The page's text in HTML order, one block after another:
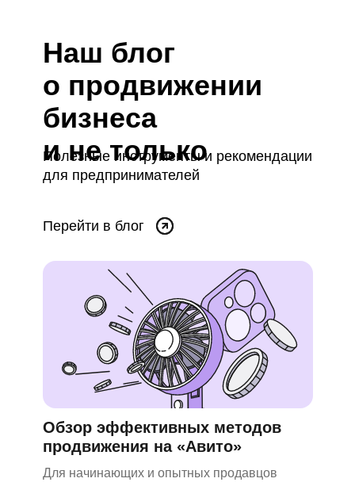
Наш блог
о продвижении
бизнеса
и не только
Полезные инструменты и рекомендации
для предпринимателей
Перейти в блог
Обзор эффективных методов
продвижения на «Авито»
Для начинающих и опытных продавцов